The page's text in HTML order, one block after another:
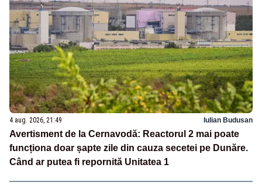
4 aug. 2026, 21:49 Iulian Budusan
Avertisment de la Cernavodă: Reactorul 2 mai poate
funcționa doar șapte zile din cauza secetei pe Dunăre.
Când ar putea fi repornită Unitatea 1